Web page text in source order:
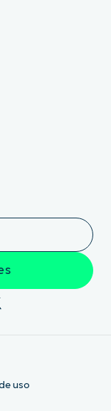
uso